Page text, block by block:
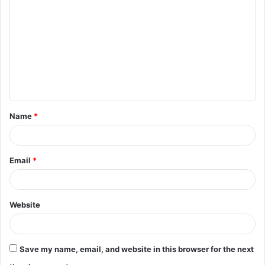
Name *
Email *
Website
Save my name, email, and website in this browser for the next